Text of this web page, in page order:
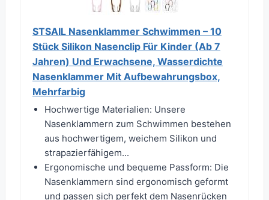
STSAIL Nasenklammer Schwimmen – 10
Stück Silikon Nasenclip Für Kinder (Ab 7
Jahren) Und Erwachsene, Wasserdichte
Nasenklammer Mit Aufbewahrungsbox,
Mehrfarbig
Hochwertige Materialien: Unsere
Nasenklammern zum Schwimmen bestehen
aus hochwertigem, weichem Silikon und
strapazierfähigem...
Ergonomische und bequeme Passform: Die
Nasenklammern sind ergonomisch geformt
und passen sich perfekt dem Nasenrücken